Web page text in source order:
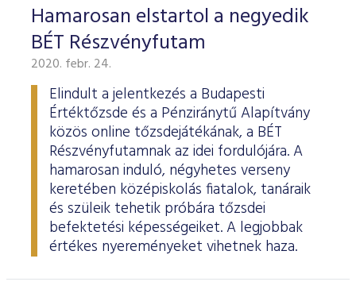
Hamarosan elstartol a negyedik
BÉT Részvényfutam
2020. febr. 24.
Elindult a jelentkezés a Budapesti
Értéktőzsde és a Pénziránytű Alapítvány
közös online tőzsdejátékának, a BÉT
Részvényfutamnak az idei fordulójára. A
hamarosan induló, négyhetes verseny
keretében középiskolás fiatalok, tanáraik
és szüleik tehetik próbára tőzsdei
befektetési képességeiket. A legjobbak
értékes nyereményeket vihetnek haza.